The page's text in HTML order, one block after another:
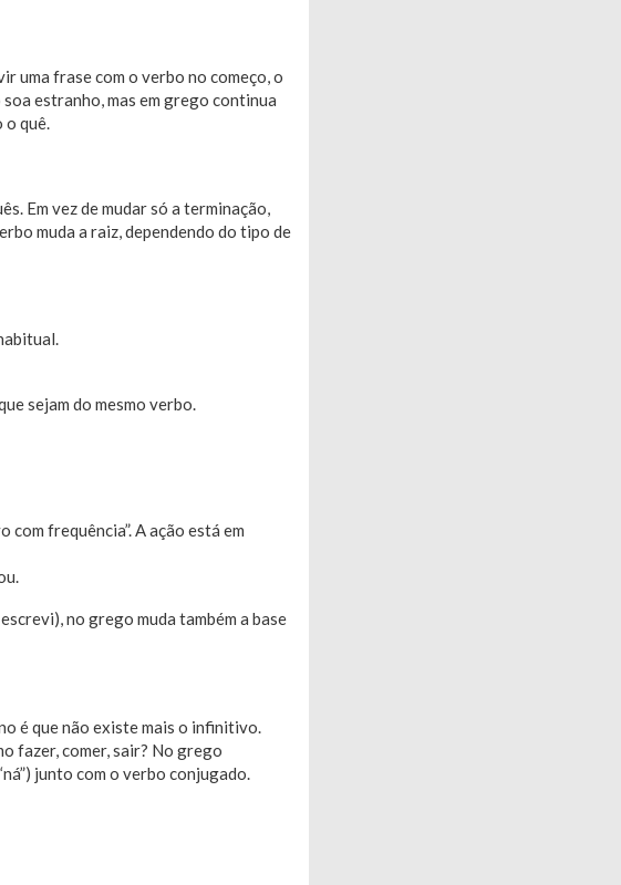
uma frase com o verbo no começo, o
estranho, mas em grego continua
o quê.
Em vez de mudar só a terminação,
muda a raiz, dependendo do tipo de
sejam do mesmo verbo.
com frequência”. A ação está em
no grego muda também a base
é que não existe mais o infinitivo.
fazer, comer, sair? No grego
junto com o verbo conjugado.